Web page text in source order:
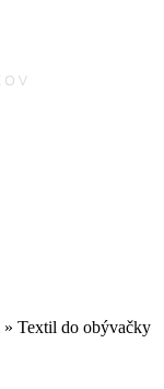
» Textil do obývačky